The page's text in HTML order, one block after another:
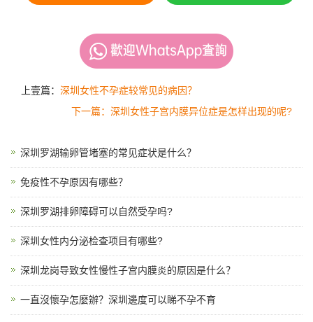
上壹篇： 深圳女性不孕症较常见的病因？
下一篇：深圳女性子宫内膜异位症是怎样出现的呢?
深圳罗湖输卵管堵塞的常见症状是什么？
免疫性不孕原因有哪些？
深圳罗湖排卵障碍可以自然受孕吗?
深圳女性内分泌检查项目有哪些?
深圳龙岗导致女性慢性子宫内膜炎的原因是什么？
一直沒懷孕怎麼辦？深圳邊度可以睇不孕不育